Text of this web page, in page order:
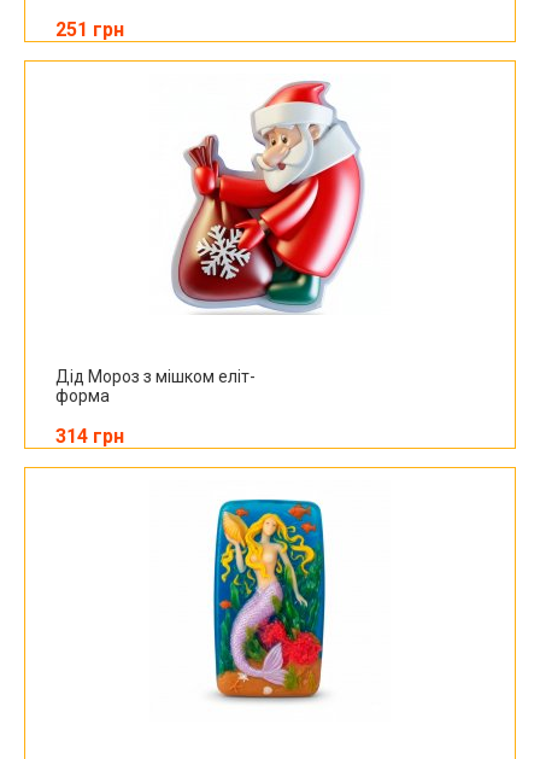
251 грн
Дід Мороз з мішком еліт-
форма
314 грн